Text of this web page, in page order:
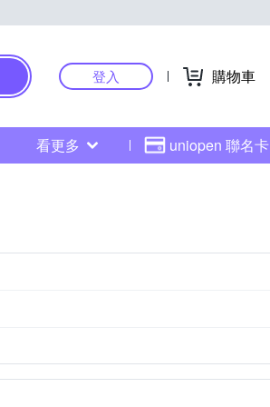
登入 購物車
看更多 uniopen 聯名卡